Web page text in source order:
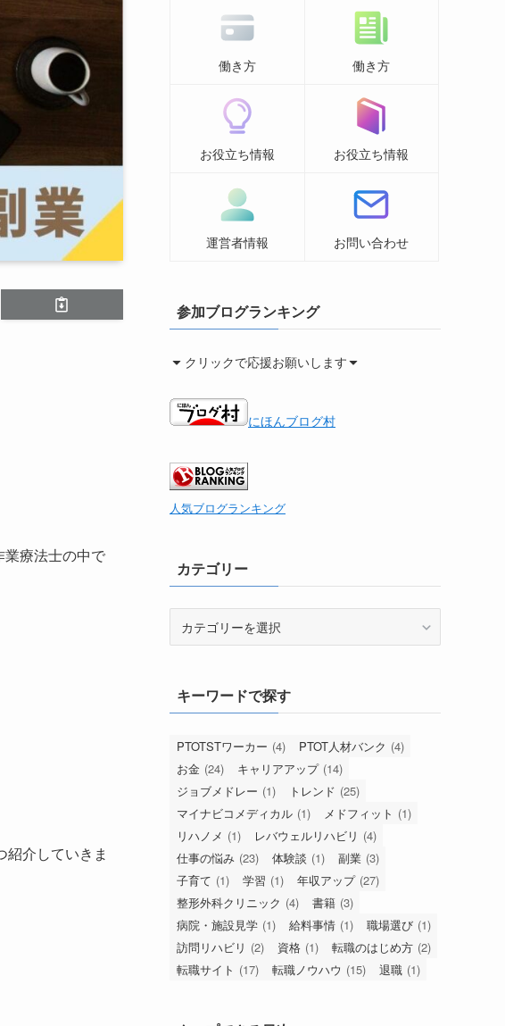
療法士の中で
介していきま
働き方 働き方
お役立ち情報 お役立ち情報
運営者情報 お問い合わせ
参加ブログランキング
クリックで応援お願いします
にほんブログ村
人気ブログランキング
カテゴリー
ーキーワードで探す
PTOTSTワーカー (4) PTOT人材バンク (4)
お金 (24) キャリアアップ (14)
ジョブメドレー (1) トレンド (25)
マイナビコメディカル (1) メドフィット (1)
リハノメ (1) レバウェルリハビリ (4)
仕事の悩み (23) 体験談 (1) 副業 (3)
子育て (1) 学習 (1) 年収アップ (27)
整形外科クリニック (4) 書籍 (3)
病院・施設見学 (1) 給料事情 (1) 職場選び (1)
訪問リハビリ (2) 資格 (1) 転職のはじめ方 (2)
転職サイト (17) 転職ノウハウ (15) 退職 (1)